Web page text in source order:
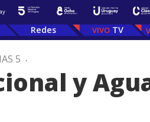
Redes TV
5 .
y